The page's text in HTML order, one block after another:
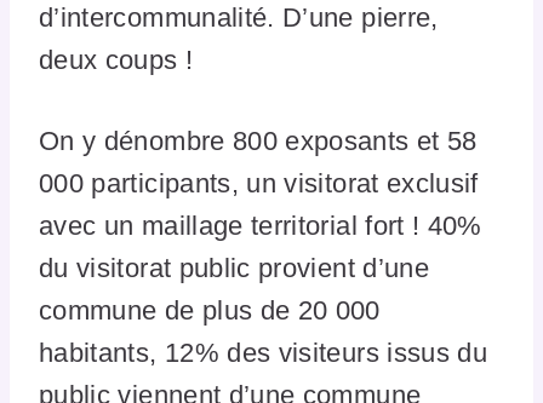
d’intercommunalité. D’une pierre,
deux coups !
On y dénombre 800 exposants et 58
000 participants, un visitorat exclusif
avec un maillage territorial fort ! 40%
du visitorat public provient d’une
commune de plus de 20 000
habitants, 12% des visiteurs issus du
public viennent d’une commune